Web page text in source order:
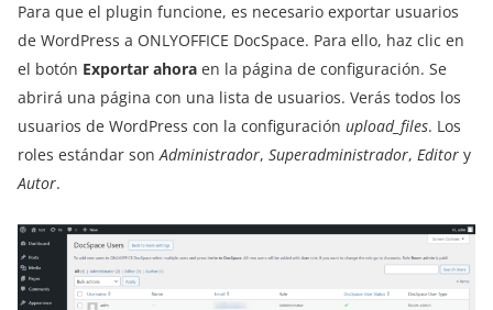
Para que el plugin funcione, es necesario exportar usuarios
de WordPress a ONLYOFFICE DocSpace. Para ello, haz clic en
el botón Exportar ahora en la página de configuración. Se
abrirá una página con una lista de usuarios. Verás todos los
usuarios de WordPress con la configuración upload_files. Los
roles estándar sonAdministrador, Superadministrador, Editor y
Autor.